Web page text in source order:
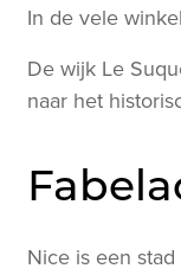
In de vele
De wijk Le
naar het
Nice is een